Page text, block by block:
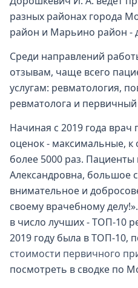
разных районах города
район и Марьино район -
Среди направлений
отзывам, чаще всего
услугам: ревматология,
ревматолога и
Начиная с 2019 года врач
оценок - максимальные,
более 5000 раз.
Александровна, большое
внимательное и
своему врачебному
в число лучших - ТОП-10
2019 году была в ТОП-10,
стоимости первичного
посмотреть в сводке по